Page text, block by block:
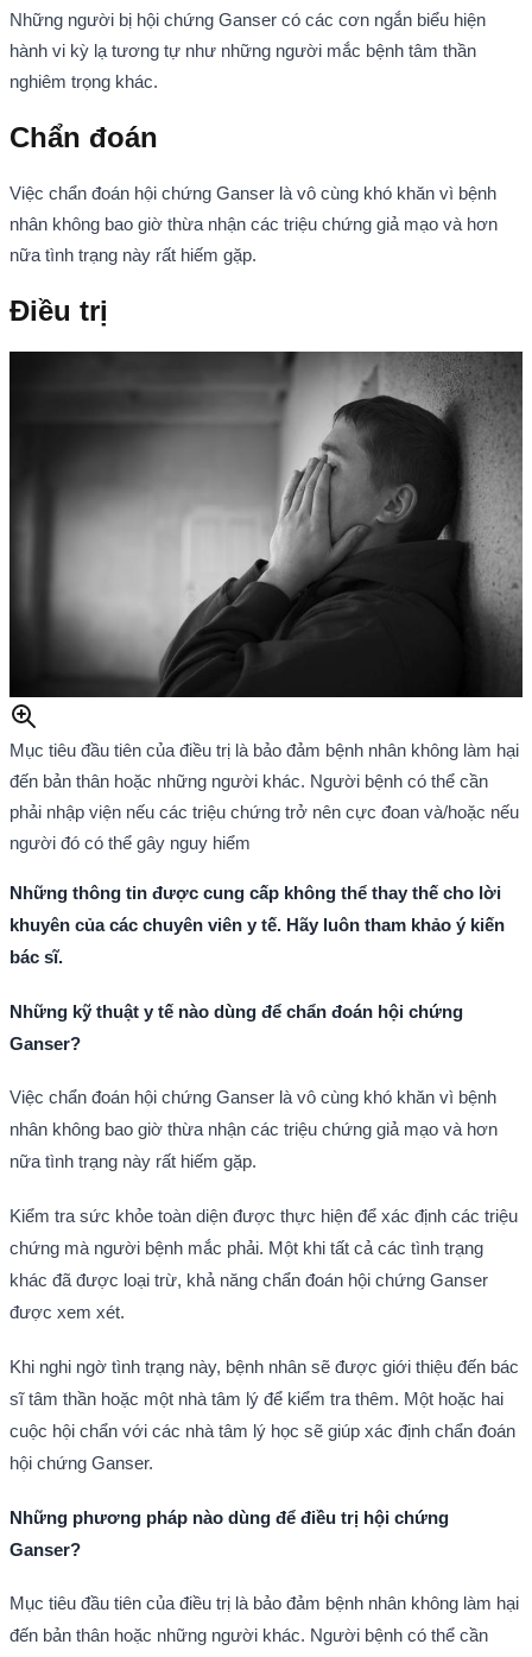
Những người bị hội chứng Ganser có các cơn ngắn biểu hiện
hành vi kỳ lạ tương tự như những người mắc bệnh tâm thần
nghiêm trọng khác.
Chẩn đoán
Việc chẩn đoán hội chứng Ganser là vô cùng khó khăn vì bệnh
nhân không bao giờ thừa nhận các triệu chứng giả mạo và hơn
nữa tình trạng này rất hiếm gặp.
Điều trị
Mục tiêu đầu tiên của điều trị là bảo đảm bệnh nhân không làm hại
đến bản thân hoặc những người khác. Người bệnh có thể cần
phải nhập viện nếu các triệu chứng trở nên cực đoan và/hoặc nếu
người đó có thể gây nguy hiểm
Những thông tin được cung cấp không thể thay thế cho lời
khuyên của các chuyên viên y tế. Hãy luôn tham khảo ý kiến
bác sĩ.
Những kỹ thuật y tế nào dùng để chẩn đoán hội chứng
Ganser?
Việc chẩn đoán hội chứng Ganser là vô cùng khó khăn vì bệnh
nhân không bao giờ thừa nhận các triệu chứng giả mạo và hơn
nữa tình trạng này rất hiếm gặp.
Kiểm tra sức khỏe toàn diện được thực hiện để xác định các triệu
chứng mà người bệnh mắc phải. Một khi tất cả các tình trạng
khác đã được loại trừ, khả năng chẩn đoán hội chứng Ganser
được xem xét.
Khi nghi ngờ tình trạng này, bệnh nhân sẽ được giới thiệu đến bác
sĩ tâm thần hoặc một nhà tâm lý để kiểm tra thêm. Một hoặc hai
cuộc hội chẩn với các nhà tâm lý học sẽ giúp xác định chẩn đoán
hội chứng Ganser.
Những phương pháp nào dùng để điều trị hội chứng
Ganser?
Mục tiêu đầu tiên của điều trị là bảo đảm bệnh nhân không làm hại
đến bản thân hoặc những người khác. Người bệnh có thể cần